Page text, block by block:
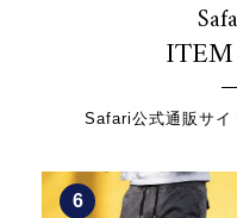
Safari公式通販サイ
7